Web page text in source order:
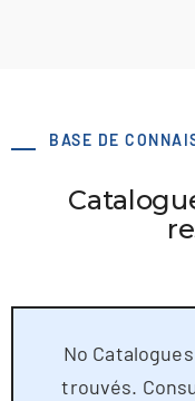
BASE DE
No
trouvés.